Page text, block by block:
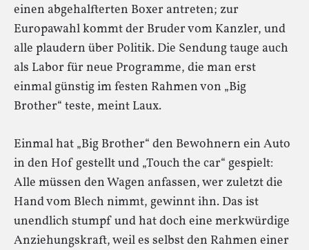
einen abgehalfterten Boxer antreten; zur
Europawahl kommt der Bruder vom Kanzler, und
alle plaudern über Politik. Die Sendung tauge auch
als Labor für neue Programme, die man erst
einmal günstig im festen Rahmen von „Big
Brother“ teste, meint Laux.
Einmal hat „Big Brother“ den Bewohnern ein Auto
in den Hof gestellt und „Touch the car“ gespielt:
Alle müssen den Wagen anfassen, wer zuletzt die
Hand vom Blech nimmt, gewinnt ihn. Das ist
unendlich stumpf und hat doch eine merkwürdige
Anziehungskraft, weil es selbst den Rahmen einer